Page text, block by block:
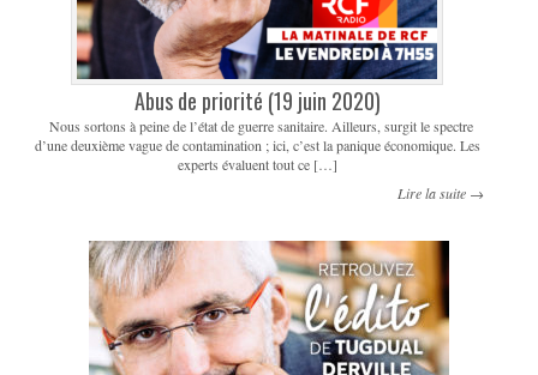
Abus de priorité (19 juin 2020)
Nous sortons à peine de l’état de guerre sanitaire. Ailleurs, surgit le spectre
d’une deuxième vague de contamination ; ici, c’est la panique économique. Les
experts évaluent tout ce […]
Lire la suite →